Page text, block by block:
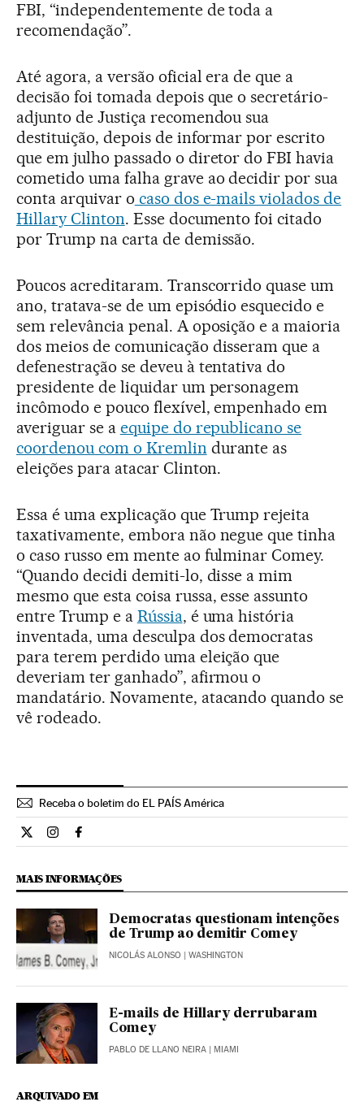
FBI, “independentemente de toda a
recomendação”.
Até agora, a versão oficial era de que a
decisão foi tomada depois que o secretário-
adjunto de Justiça recomendou sua
destituição, depois de informar por escrito
que em julho passado o diretor do FBI havia
cometido uma falha grave ao decidir por sua
conta arquivar o caso dos e-mails violados de
Hillary Clinton. Esse documento foi citado
por Trump na carta de demissão.
Poucos acreditaram. Transcorrido quase um
ano, tratava-se de um episódio esquecido e
sem relevância penal. A oposição e a maioria
dos meios de comunicação disseram que a
defenestração se deveu à tentativa do
presidente de liquidar um personagem
incômodo e pouco flexível, empenhado em
averiguar se a equipe do republicano se
coordenou com o Kremlin durante as
eleições para atacar Clinton.
Essa é uma explicação que Trump rejeita
taxativamente, embora não negue que tinha
o caso russo em mente ao fulminar Comey.
“Quando decidi demiti-lo, disse a mim
mesmo que esta coisa russa, esse assunto
entre Trump e a Rússia, é uma história
inventada, uma desculpa dos democratas
para terem perdido uma eleição que
deveriam ter ganhado”, afirmou o
mandatário. Novamente, atacando quando se
vê rodeado.
Receba o boletim do EL PAÍS América
Internacional El País Brasil en Twitter
Internacional El País Brasil en Instagram
Internacional El País Brasil en Facebook
MAIS INFORMAÇÕES
Democratas questionam intenções
de Trump ao demitir Comey
NICOLÁS ALONSO | WASHINGTON
E-mails de Hillary derrubaram
Comey
PABLO DE LLANO NEIRA | MIAMI
ARQUIVADO EM